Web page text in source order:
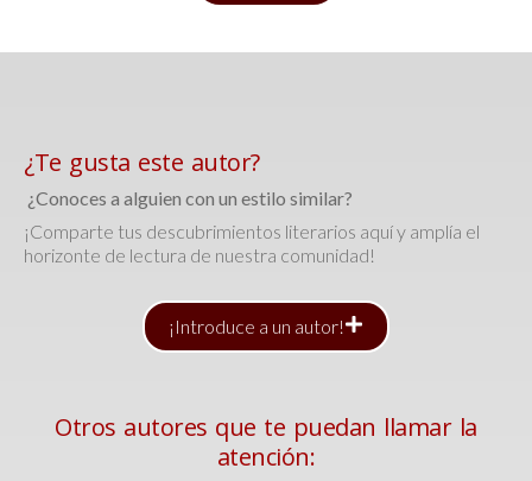
¿Te gusta este autor?
¿Conoces a alguien con un estilo similar?
¡Comparte tus descubrimientos literarios aquí y amplía el
horizonte de lectura de nuestra comunidad!
¡Introduce a un autor!
Otros autores que te puedan llamar la
atención: